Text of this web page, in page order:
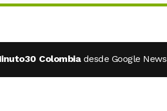
Colombia desde Google News